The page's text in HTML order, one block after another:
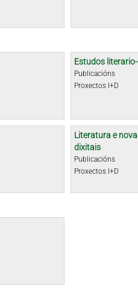
Estudos
Publicacións
Proxectos I+D
Literatura e
dixitais
Publicacións
Proxectos I+D